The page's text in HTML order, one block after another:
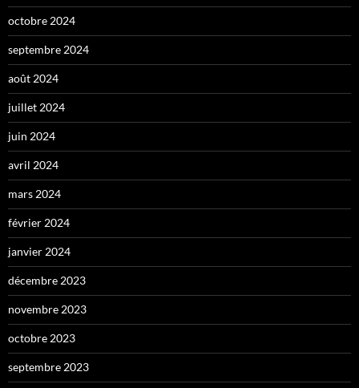
octobre 2024
septembre 2024
août 2024
juillet 2024
juin 2024
avril 2024
mars 2024
février 2024
janvier 2024
décembre 2023
novembre 2023
octobre 2023
septembre 2023